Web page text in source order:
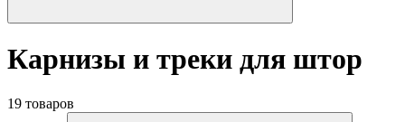
Карнизы и треки для штор
19 товаров